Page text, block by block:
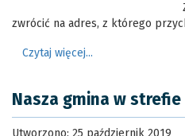
zwrócić na adres, z którego
Czytaj więcej...
Nasza gmina w
Utworzono: 25 październik 2019